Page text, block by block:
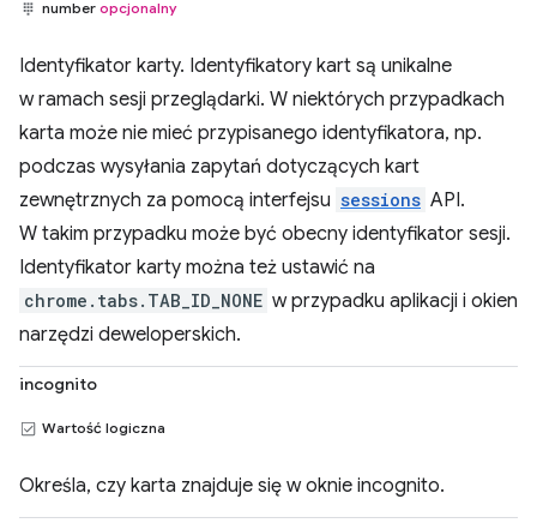
number opcjonalny
Identyfikator karty. Identyfikatory kart są unikalne
w ramach sesji przeglądarki. W niektórych przypadkach
karta może nie mieć przypisanego identyfikatora, np.
podczas wysyłania zapytań dotyczących kart
zewnętrznych za pomocą interfejsu sessions API.
W takim przypadku może być obecny identyfikator sesji.
Identyfikator karty można też ustawić na
chrome.tabs.TAB_ID_NONE w przypadku aplikacji i okien
narzędzi deweloperskich.
incognito
Wartość logiczna
Określa, czy karta znajduje się w oknie incognito.